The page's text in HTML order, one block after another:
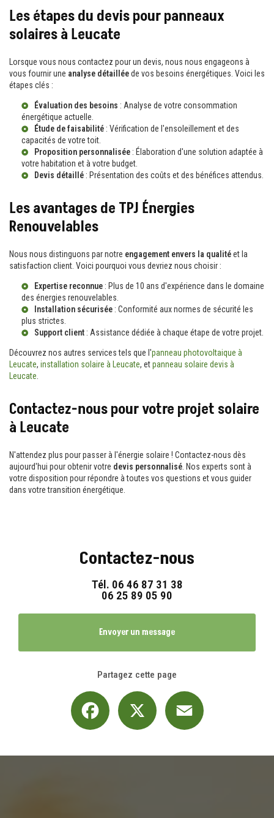
Les étapes du devis pour panneaux
solaires à Leucate
Lorsque vous nous contactez pour un devis, nous nous engageons à
vous fournir une analyse détailléede vos besoins énergétiques. Voici les
étapes clés :
Évaluation des besoins : Analyse de votre consommation
énergétique actuelle.
Étude de faisabilité : Vérification de l'ensoleillement et des
capacités de votre toit.
Proposition personnalisée : Élaboration d'une solution adaptée à
votre habitation et à votre budget.
Devis détaillé : Présentation des coûts et des bénéfices attendus.
Les avantages de TPJ Énergies
Renouvelables
Nous nous distinguons par notre engagement envers la qualitéet la
satisfaction client. Voici pourquoi vous devriez nous choisir :
Expertise reconnue : Plus de 10 ans d'expérience dans le domaine
des énergies renouvelables.
Installation sécurisée : Conformité aux normes de sécurité les
plus strictes.
Support client : Assistance dédiée à chaque étape de votre projet.
Découvrez nos autres services tels que l'panneau photovoltaique à
Leucate, installation solaire à Leucate, etpanneau solaire devis à
Leucate
Contactez-nous pour votre projet solaire
à Leucate
N'attendez plus pour passer à l'énergie solaire ! Contactez-nous dès
aujourd'hui pour obtenir votre devis personnalisé . Nos experts sont à
votre disposition pour répondre à toutes vos questions et vous guider
dans votre transition énergétique.
Contactez-nous
Tél. 06 46 87 31 38
06 25 89 05 90
Envoyer un message
Partagez cette page
Facebook